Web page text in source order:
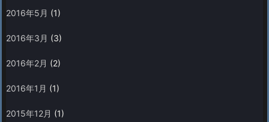
2016年5月 (1)
2016年3月 (3)
2016年2月 (2)
2016年1月 (1)
2015年12月 (1)